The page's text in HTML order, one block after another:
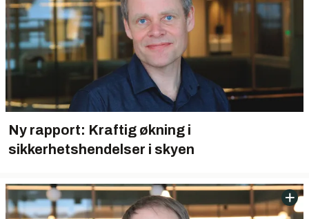
Ny rapport: Kraftig økning i
sikkerhetshendelser i skyen